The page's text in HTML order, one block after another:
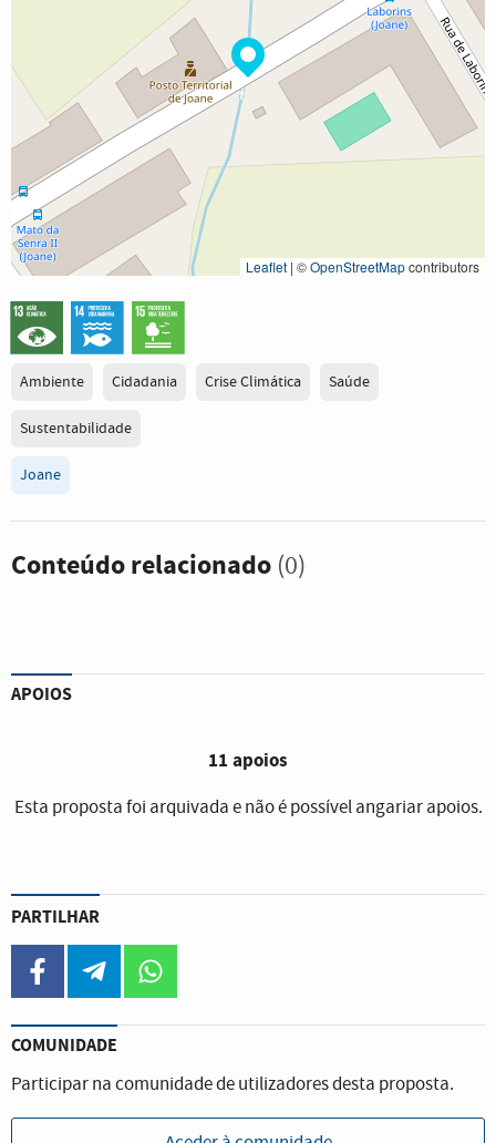
Leaflet | ©OpenStreetMapcontributors
Ambiente Cidadania Crise Climática Saúde
Sustentabilidade
Joane
Conteúdo relacionado (0)
APOIOS
11 apoios
Esta proposta foi arquivada e não é possível angariar apoios.
PARTILHAR
facebook telegram
COMUNIDADE
Participar na comunidade de utilizadores desta proposta.